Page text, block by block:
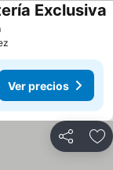
Exclusiva
Ver precios
Compartir